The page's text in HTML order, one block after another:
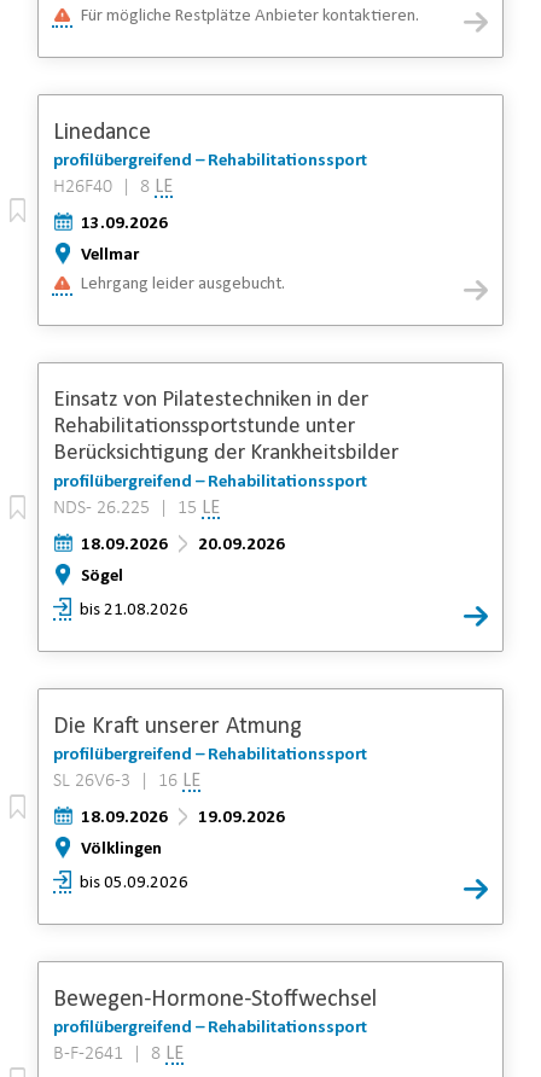
Für mögliche Restplätze Anbieter kontaktieren.
Linedance
profilübergreifend – Rehabilitationssport
H26F40 | 8 LE
13.09.2026
Vellmar
Lehrgang leider ausgebucht.
Einsatz von Pilatestechniken in der
Rehabilitationssportstunde unter
Berücksichtigung der Krankheitsbilder
profilübergreifend – Rehabilitationssport
NDS- 26.225 | 15 LE
18.09.2026
20.09.2026
Sögel
bis 21.08.2026
Die Kraft unserer Atmung
profilübergreifend – Rehabilitationssport
SL 26V6-3 | 16 LE
18.09.2026
19.09.2026
Völklingen
bis 05.09.2026
Bewegen-Hormone-Stoffwechsel
profilübergreifend – Rehabilitationssport
B-F-2641 | 8 LE